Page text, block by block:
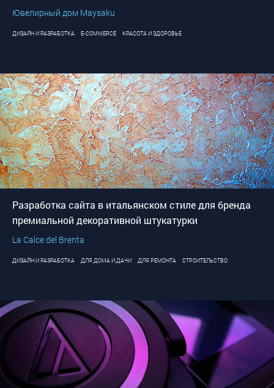
Ювелирный дом Maysaku
ДИЗАЙН И РАЗРАБОТКА E-COMMERCE КРАСОТА И ЗДОРОВЬЕ
Разработка сайта в итальянском стиле для бренда
премиальной декоративной штукатурки
La Calce del Brenta
ДИЗАЙН И РАЗРАБОТКА ДЛЯ ДОМА И ДАЧИ ДЛЯ РЕМОНТА СТРОИТЕЛЬСТВО